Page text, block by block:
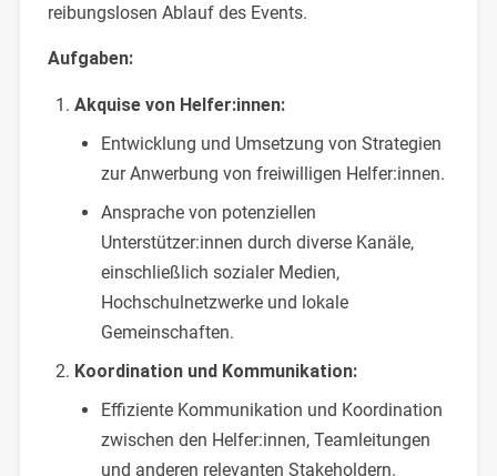
reibungslosen Ablauf des Events.
Aufgaben:
Akquise von Helfer:innen:
Entwicklung und Umsetzung von Strategien
zur Anwerbung von freiwilligen Helfer:innen.
Ansprache von potenziellen
Unterstützer:innen durch diverse Kanäle,
einschließlich sozialer Medien,
Hochschulnetzwerke und lokale
Gemeinschaften.
Koordination und Kommunikation:
Effiziente Kommunikation und Koordination
zwischen den Helfer:innen, Teamleitungen
und anderen relevanten Stakeholdern.